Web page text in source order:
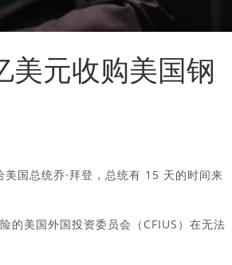
美元收购美国钢
国总统乔·拜登，总统有 15 天的时间来
的美国外国投资委员会（CFIUS）在无法